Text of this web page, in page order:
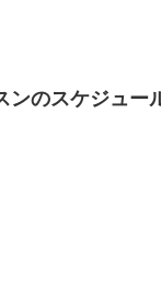
ンのスケジュー